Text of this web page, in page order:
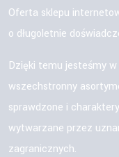
Oferta sklepu
o długoletnie
Dzięki temu jesteśmy
wszechstronny
sprawdzone i
wytwarzane przez
zagranicznych.